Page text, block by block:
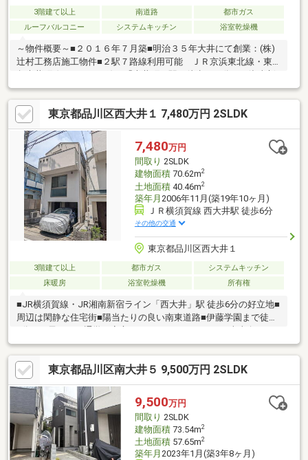
3階建て以上 南道路
都市ガス
ルーフバルコニー
システムキッチン 浴室乾燥機
～物件概要～■２０１６年７月築■明治３５年大井にて創業：(株)
辻村工務店施工物件■２駅７路線利用可能 ＪＲ京浜東北線・東
宿ライン・埼京線・横須賀線・相鉄線直通 「西大井」駅：徒歩
９分■南側・北側二方向の道路に接道、両側より採光がとれます■
全居室６帖以上※３階南側居室は一部和室仕様となりま
す ■駐車スペース有（長さ約4850mm×幅約
2560mm×高さ約2560mm）■南側・北側それぞれにバルコニーあ
り■ウォークインクローゼットあり■浴室・トイレ・キッチン全て
に窓があります
東京都品川区西大井１ 7,480万円 2SLDK
7,480万円
間取り 2SLDK
建物面積70.62m2
土地面積40.46m2
築年月 2006年11月(築19年10ヶ月)
ＪＲ横須賀線 西大井駅 徒歩6分
その他の交通
東京都品川区西大井１
3階建て以上 都市ガス
システムキッチン
床暖房
浴室乾燥機 所有権
■JR横須賀線・JR湘南新宿ライン「西大井」駅 徒歩6分の好立地■
周辺は閑静な住宅街■陽当たりの良い南東道路■伊藤学園まで徒歩
陽当たりと、整形地ならではの使いやすさが魅力■全室二面採光
につき、採光・通風に優れた住まい■空室の為、お気兼ね無くご
見学いただけます！
東京都品川区南大井５ 9,500万円 2SLDK
9,500万円
間取り 2SLDK
建物面積73.54m2
土地面積57.65m2
築年月 2023年1月(築3年8ヶ月)